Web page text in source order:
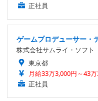
正社員
ゲームプロデューサー・
株式会社サムライ・ソフト
東京都
月給33万3,000円～43
正社員